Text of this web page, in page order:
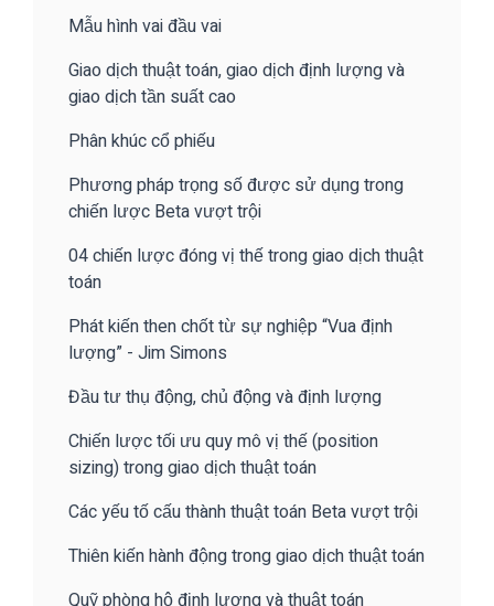
Mẫu hình vai đầu vai
Giao dịch thuật toán, giao dịch định lượng và
giao dịch tần suất cao
Phân khúc cổ phiếu
Phương pháp trọng số được sử dụng trong
chiến lược Beta vượt trội
04 chiến lược đóng vị thế trong giao dịch thuật
toán
Phát kiến then chốt từ sự nghiệp “Vua định
lượng” - Jim Simons
Đầu tư thụ động, chủ động và định lượng
Chiến lược tối ưu quy mô vị thế (position
sizing) trong giao dịch thuật toán
Các yếu tố cấu thành thuật toán Beta vượt trội
Thiên kiến hành động trong giao dịch thuật toán
Quỹ phòng hộ định lượng và thuật toán